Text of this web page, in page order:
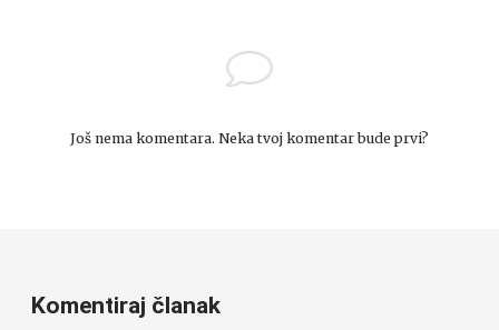
Još nema komentara. Neka tvoj komentar bude prvi?
Komentiraj članak